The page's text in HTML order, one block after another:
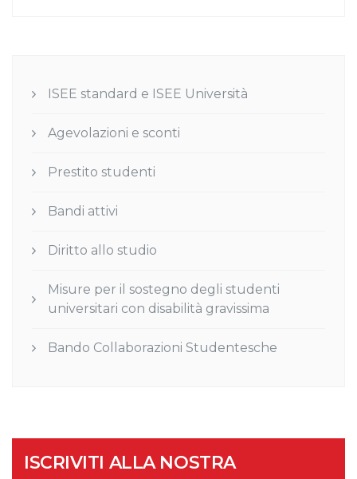
ISEE standard e ISEE Università
Agevolazioni e sconti
Prestito studenti
Bandi attivi
Diritto allo studio
Misure per il sostegno degli studenti
universitari con disabilità gravissima
Bando Collaborazioni Studentesche
ISCRIVITI ALLA NOSTRA